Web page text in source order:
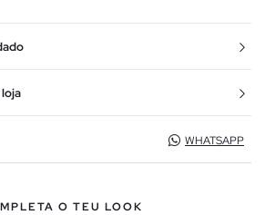
WHATSAPP
O TEU LOOK